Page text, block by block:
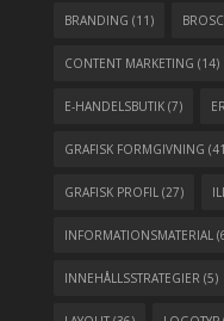
BRANDING (11)
CONTENT MARKETING (14)
E-HANDELSBUTIK (7)
GRAFISK FORMGIVNING
GRAFISK PROFIL (27)
INFORMATIONSMATERIAL
INNEHÅLLSSTRATEGIER (5)